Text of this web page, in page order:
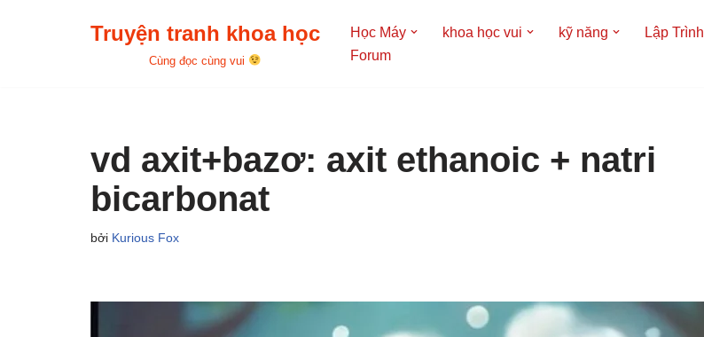
Truyện tranh khoa học
Cùng đọc cùng vui
Học Máy khoa học vui kỹ năng Lập Trình
Forum
vd axit+bazơ: axit ethanoic + natri
bicarbonat
bởi Kurious Fox